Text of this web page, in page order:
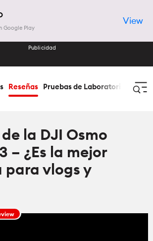
Google Play
View
Publicidad
Reseñas Pruebas de Laboratorio
Sesión Registrar
la DJI Osmo
– ¿Es la mejor
para vlogs y